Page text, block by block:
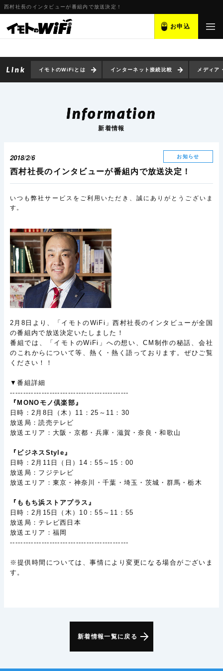
西村社長のインタビューが番組内で放送決定！
お申込
イモトのWiFiとは インターネット接続比較 メディア
Information
新着情報
2018/2/6 お知らせ
西村社長のインタビューが番組内で放送決定！
いつも弊社サービスをご利用いただき、誠にありがとうございま
す。
2月8日より、「イモトのWiFi」西村社長のインタビューが全国
の番組内で放送決定いたしました！
番組では、「イモトのWiFi」への想い、CM制作の秘話、会社
のこれからについて等、熱く・熱く語っております。ぜひご覧
ください！！
▼番組詳細
---------------------------------------------
『MONOモノ倶楽部』
日時：2月8日（木）11：25～11：30
放送局：読売テレビ
放送エリア：大阪・京都・兵庫・滋賀・奈良・和歌山
『ビジネスStyle』
日時：2月11日（日）14：55～15：00
放送局：フジテレビ
放送エリア：東京・神奈川・千葉・埼玉・茨城・群馬・栃木
『ももち浜ストアプラス』
日時：2月15日（木）10：55～11：55
放送局：テレビ西日本
放送エリア：福岡
---------------------------------------------
※提供時間については、事情により変更になる場合がございま
す。
新着情報一覧に戻る